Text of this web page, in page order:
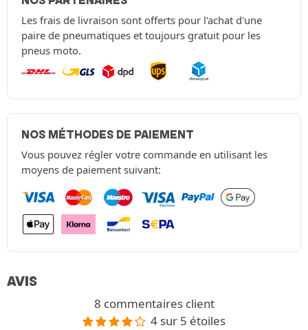
Les frais de livraison sont offerts pour l'achat d'une
paire de pneumatiques et toujours gratuit pour les
pneus moto.
NOS MÉTHODES DE PAIEMENT
Vous pouvez régler votre commande en utilisant les
moyens de paiement suivant:
AVIS
8 commentaires client
4 sur 5 étoiles